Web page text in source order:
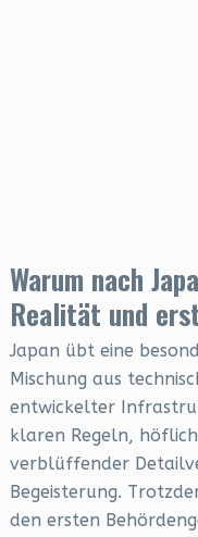
Warum nach
Realität und
Japan übt eine
Mischung aus
entwickelter
klaren Regeln,
verblüffender
Begeisterung.
den ersten